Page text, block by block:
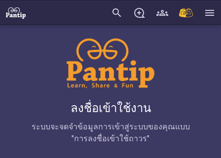
search menu
ลงชื่อเข้าใช้งาน
ระบบจะจดจำข้อมูลการเข้าสู่ระบบของคุณแบบ
"การลงชื่อเข้าใช้ถาวร"